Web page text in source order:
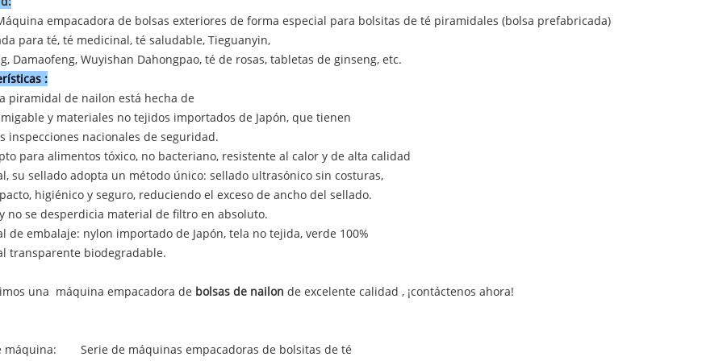
empacadora de bolsas exteriores de forma especial para bolsitas de té piramidales (bolsa prefabricada)
para té, té medicinal, té saludable, Tieguanyin,
Damaofeng, Wuyishan Dahongpao, té de rosas, tabletas de ginseng, etc.
:
piramidal de nailon está hecha de
y materiales no tejidos importados de Japón, que tienen
inspecciones nacionales de seguridad.
para alimentos tóxico, no bacteriano, resistente al calor y de alta calidad
su sellado adopta un método único: sellado ultrasónico sin costuras,
higiénico y seguro, reduciendo el exceso de ancho del sellado.
no se desperdicia material de filtro en absoluto.
de embalaje: nylon importado de Japón, tela no tejida, verde 100%
transparente biodegradable.
una máquina empacadora de bolsas de nailon de excelente calidad , ¡contáctenos ahora!
máquina: Serie de máquinas empacadoras de bolsitas de té